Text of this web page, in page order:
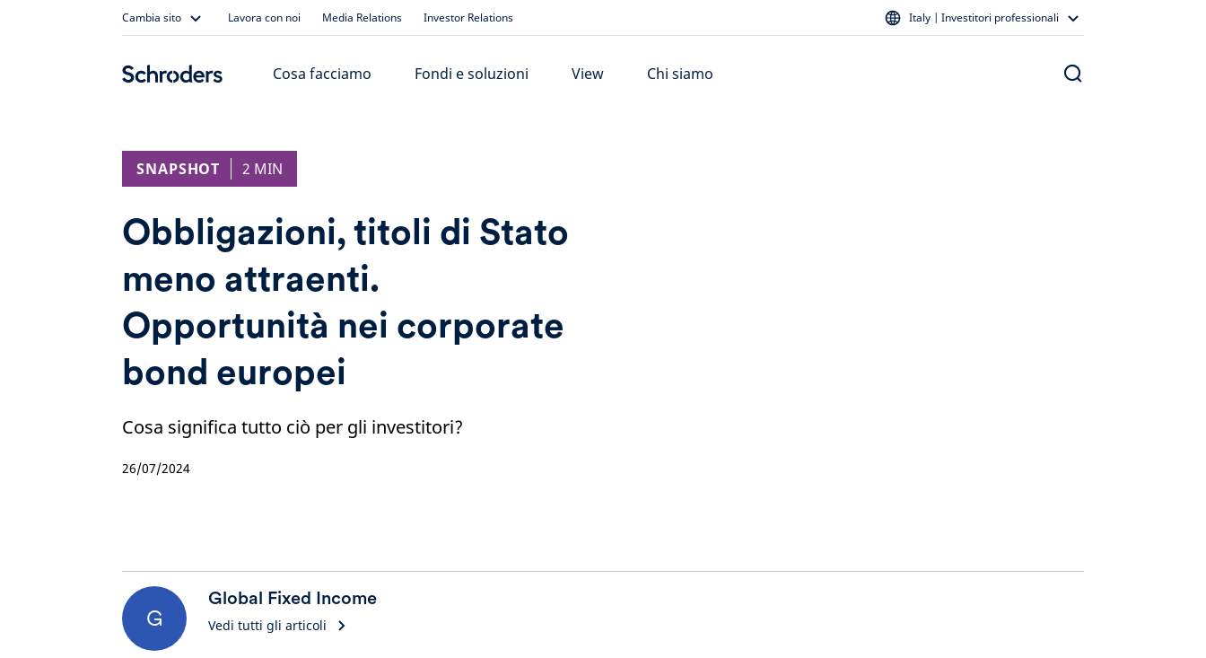
Cambia sito Lavora con noi Media Relations Investor Relations Italy | Investitori professionali
Cosa facciamo Fondi e soluzioni View Chi siamo
SNAPSHOT 2 MIN
Obbligazioni, titoli di Stato
meno attraenti.
Opportunità nei corporate
bond europei
Cosa significa tutto ciò per gli investitori?
26/07/2024
G
Global Fixed Income
Vedi tutti gli articoli